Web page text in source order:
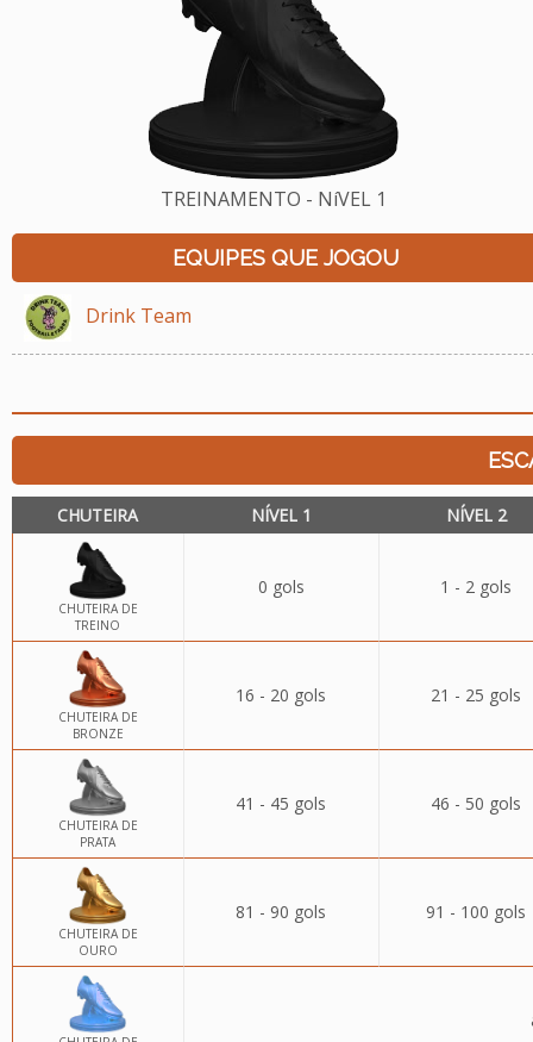
TREINAMENTO - NíVEL 1
EQUIPES QUE JOGOU
Drink Team
CHUTEIRA NÍVEL 1 NÍVEL 2
CHUTEIRA DE
TREINO
0 gols 1 - 2 gols
CHUTEIRA DE
BRONZE
16 - 20 gols 21 - 25 gols
CHUTEIRA DE
PRATA
41 - 45 gols 46 - 50 gols
CHUTEIRA DE
OURO
81 - 90 gols 91 - 100 gols